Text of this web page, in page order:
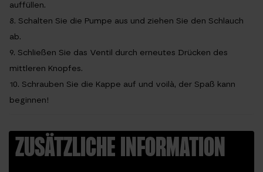
auffüllen.
8. Schalten Sie die Pumpe aus und ziehen Sie den Schlauch
ab.
9. Schließen Sie das Ventil durch erneutes Drücken des
mittleren Knopfes.
10. Schrauben Sie die Kappe auf und voilà, der Spaß kann
beginnen!
ZUSÄTZLICHE INFORMATION